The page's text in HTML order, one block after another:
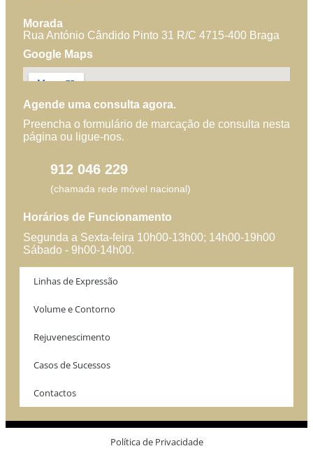
Morada
Rua António Cândido Pinto 31 R/C 4715-400 Braga
Google Maps
Agende uma consulta agora.
Preencha o formulário de marcação de consulta nesta
página ou ligue-nos.
912 046 229
(chamada rede móvel nacional)
Horários de Funcionamento
Segunda a Sexta-feira 10h00-13h00; 14h00-19h00
Sábado - 9h00-14h00.
Linhas de Expressão
Volume e Contorno
Rejuvenescimento
Casos de Sucessos
Contactos
Política de Privacidade